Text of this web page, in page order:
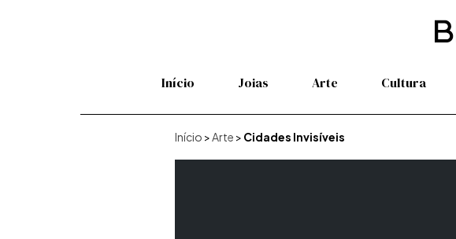
Início Joias Arte Cultura
Início >Arte > Cidades Invisíveis